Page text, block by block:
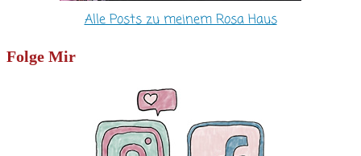
Alle Posts zu meinem Rosa Haus
Folge Mir